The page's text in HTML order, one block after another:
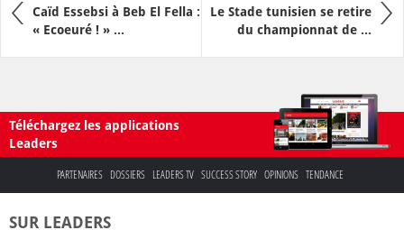
Caïd Essebsi à Beb El Fella :
« Ecoeuré ! » ...
Le Stade tunisien se retire
du championnat de ...
Téléchargez les applications
Leaders
PARTENAIRES DOSSIERS LEADERS TV SUCCESS STORY OPINIONS TENDANCE
SUR LEADERS